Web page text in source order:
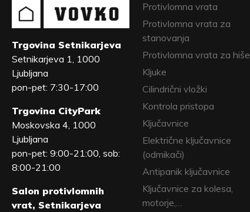
Trgovina Setnikarjeva
Setnikarjeva 1, 1000
Ljubljana
pon-pet: 7:30-17:00
Trgovina CityPark
Moskovska 4, 1000
Ljubljana
pon-pet: 9:00-21:00, sob:
8:00-21:00
Salon protivlomnih
vrat, Setnikarjeva
Protivlomna vrata
Protivlomna vrata za
stanovanja
Protivlomna vrata za hiše
Kljuke
Cilindrični vložki
Kontrola pristopa
Ključavnice
Električne ključavnice
(odmikači)
Antipanik ključavnice
Ključavnice za kolesa,
motorje,…